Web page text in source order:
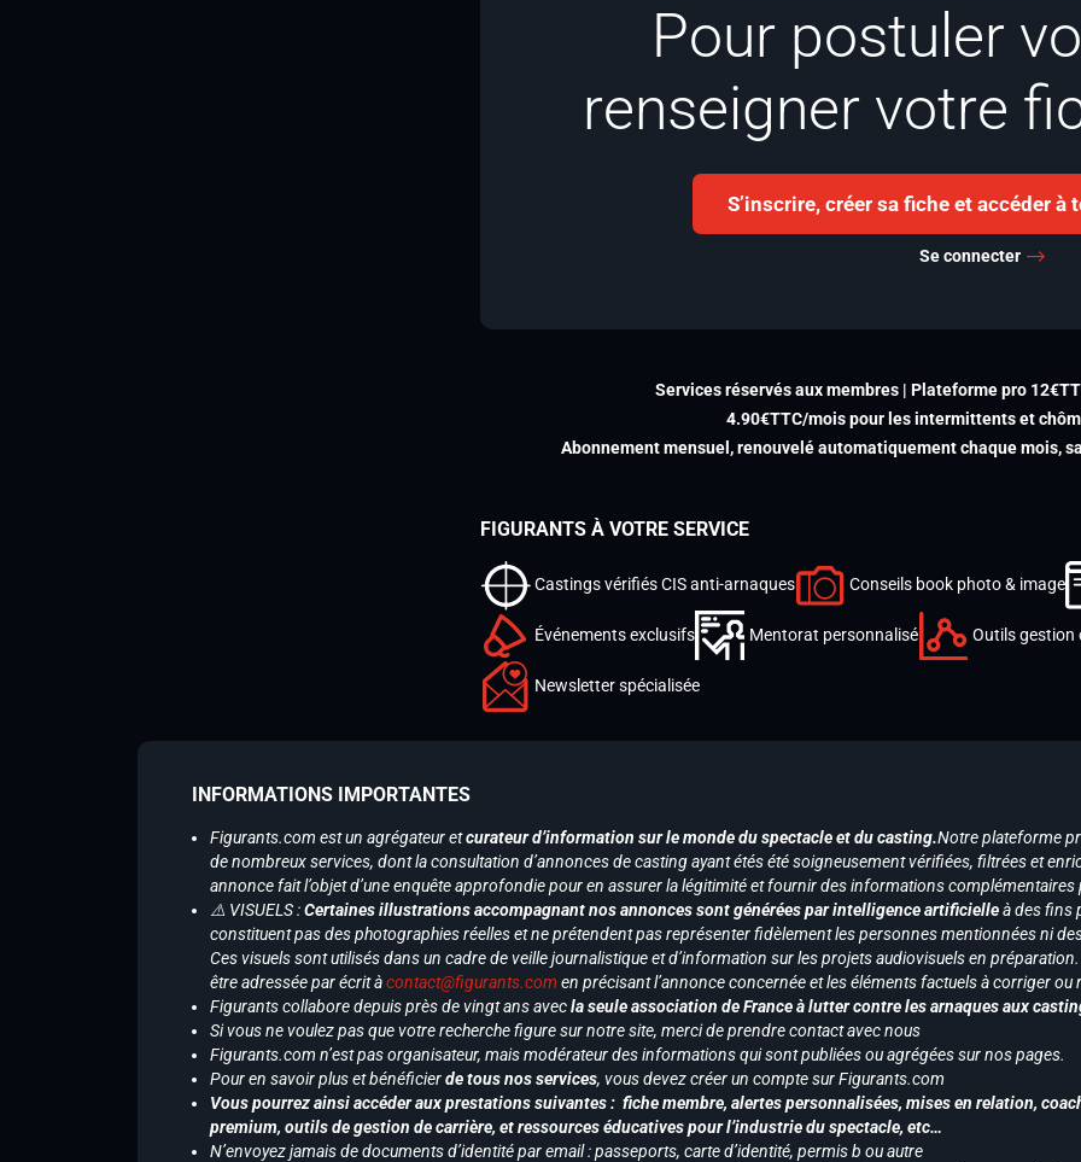
Pour postuler
renseigner votre
S’inscrire, créer sa fiche et accéder à
Se connecter
Services réservés aux membres | Plateforme pro
4.90€TTC/mois pour les intermittents et
Abonnement mensuel, renouvelé automatiquement chaque mois,
FIGURANTS À VOTRE SERVICE
Castings vérifiés CIS anti-arnaques Conseils book photo & image
Événements exclusifs Mentorat personnalisé Outils gestion
Newsletter spécialisée
INFORMATIONS IMPORTANTES
Figurants.com est un agrégateur etcurateur d’information sur le monde du spectacle et du casting.Notre plateforme
de nombreux services, dont la consultation d’annonces de casting ayant étés été soigneusement vérifiées, filtrées et
annonce fait l’objet d’une enquête approfondie pour en assurer la légitimité et fournir des informations
⚠️ VISUELS :Certaines illustrations accompagnant nos annonces sont générées par intelligence artificielleà des fins
constituent pas des photographies réelles et ne prétendent pas représenter fidèlement les personnes mentionnées ni
Ces visuels sont utilisés dans un cadre de veille journalistique et d’information sur les projets audiovisuels en
être adressée par écrit àcontact@figurants.com en précisant l’annonce concernée et les éléments factuels à corriger ou
Figurants collabore depuis près de vingt ans avecla seule association de France à lutter contre les arnaques aux
Si vous ne voulez pas que votre recherche figure sur notre site, merci de prendre contact avec nous
Figurants.com n’est pas organisateur, mais modérateur des informations qui sont publiées ou agrégées sur nos pages.
Pour en savoir plus et bénéficierde tous nos services, vous devez créer un compte sur Figurants.com
Vous pourrez ainsi accéder aux prestations suivantes : fiche membre, alertes personnalisées, mises en relation,
premium, outils de gestion de carrière, et ressources éducatives pour l’industrie du spectacle, etc…
N’envoyez jamais de documents d’identité par email : passeports, carte d’identité, permis b ou autre